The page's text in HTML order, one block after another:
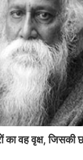
का वह वृक्ष,